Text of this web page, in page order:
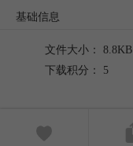
基础信息
文件大小： 8.8KB
下载积分： 5